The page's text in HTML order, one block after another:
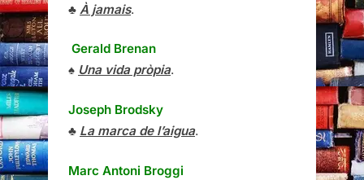
♣ À jamais.
Gerald Brenan
♠ Una vida pròpia.
Joseph Brodsky
♣ La marca de l’aigua.
Marc Antoni Broggi